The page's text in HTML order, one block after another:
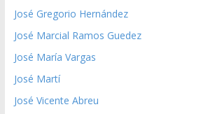
José Gregorio Hernández
José Marcial Ramos Guedez
José María Vargas
José Martí
José Vicente Abreu